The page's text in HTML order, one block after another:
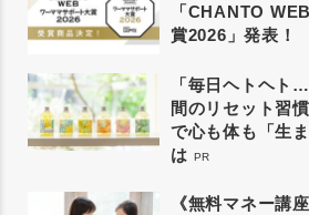
「CHANTO
賞2026」発表！
「毎日ヘトヘト
間のリセット習
で心も体も「生
は PR
《無料マネー講